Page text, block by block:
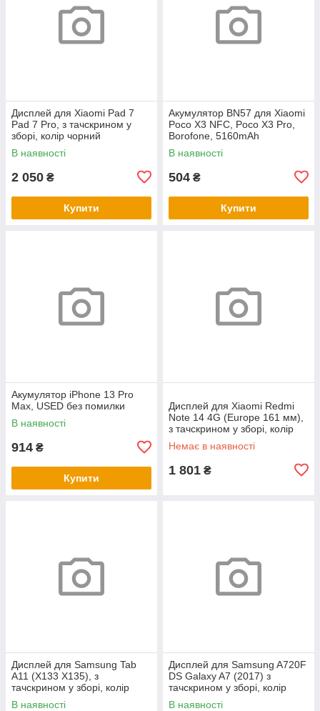
Дисплей для Xiaomi Pad 7
Pad 7 Pro, з тачскрином у
зборі, колір чорний
В наявності
2 050 ₴
Купити
Акумулятор BN57 для Xiaomi
Poco X3 NFC, Poco X3 Pro,
Borofone, 5160mAh
В наявності
504 ₴
Купити
Акумулятор iPhone 13 Pro
Max, USED без помилки
В наявності
914 ₴
Купити
Дисплей для Xiaomi Redmi
Note 14 4G (Europe 161 мм),
з тачскрином у зборі, колір
чорний, OLED
Немає в наявності
1 801 ₴
Дисплей для Samsung Tab
A11 (X133 X135), з
тачскрином у зборі, колір
чорний
В наявності
Дисплей для Samsung A720F
DS Galaxy A7 (2017) з
тачскрином у зборі, колір
чорний, OLED
В наявності